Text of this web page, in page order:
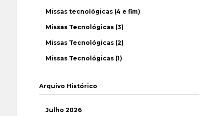
Missas tecnológicas (4 e fim)
Missas Tecnológicas (3)
Missas Tecnológicas (2)
Missas Tecnológicas (1)
Arquivo Histórico
Julho 2026